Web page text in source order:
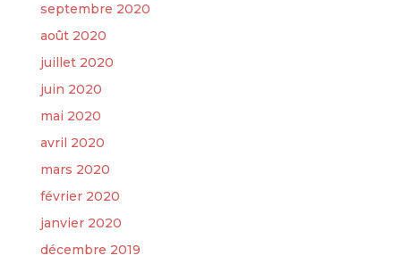
septembre 2020
août 2020
juillet 2020
juin 2020
mai 2020
avril 2020
mars 2020
février 2020
janvier 2020
décembre 2019